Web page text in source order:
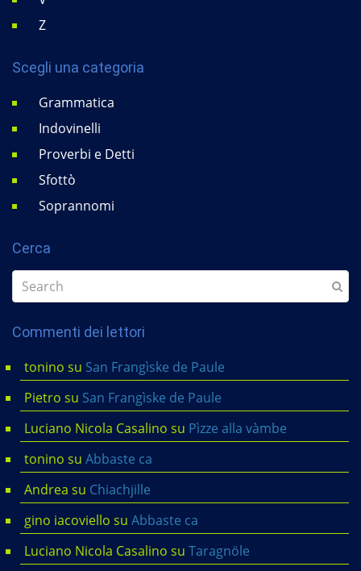
Z
Scegli una categoria
Grammatica
Indovinelli
Proverbi e Detti
Sfottò
Soprannomi
Cerca
Commenti dei lettori
tonino su San Frangìske de Paule
Pietro su San Frangìske de Paule
Luciano Nicola Casalino su Pìzze alla vàmbe
tonino su Abbaste ca
Andrea su Chiachjille
gino iacoviello su Abbaste ca
Luciano Nicola Casalino su Taragnöle